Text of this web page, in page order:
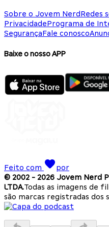
Sobre o Jovem NerdRedes
PrivacidadePrograma de
SegurançaFale conosco
Baixe o nosso APP
Feito com
por
© 2002 - 2026 Jovem Nerd
LTDA.Todas as imagens de
são marcas registradas